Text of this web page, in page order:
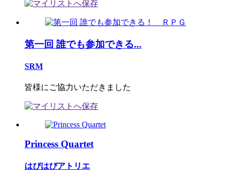
第一回 誰でも参加できる...
SRM
皆様にご協力いただきました
Princess Quartet
はぴはぴアトリエ